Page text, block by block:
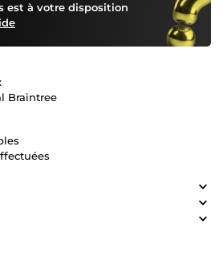
est à votre disposition
Braintree